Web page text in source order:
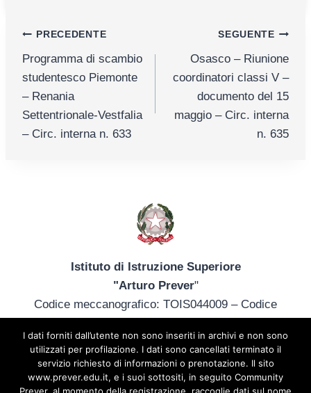
Navigazione
articoli
PRECEDENTE
Programma di scambio
studentesco Piemonte
– Renania
Settentrionale-Vestfalia
– Circ. interna n. 633
SEGUENTE
Osasco – Riunione
coordinatori classi V –
documento del 15
maggio – Circ. interna
n. 635
Istituto di Istruzione Superiore
"Arturo Prever"
Codice meccanografico: TOIS044009 – Codice
tel. +39 012172402 – tois044009@istruzione.it –
prever@prever.edu.it
Sede Principale: Via C. Merlo, 2 – 10064 Pinerolo
I dati forniti dall’utente non sono inseriti in archivi e non sono
utilizzati per profilazione. I dati sono cancellati terminato il
servizio richiesto di informazioni o prenotazione. Il sito
www.prever.edu.it, e i suoi sottositi, in seguito Community
Prever, al momento della registrazione, raccoglie dati sul nome